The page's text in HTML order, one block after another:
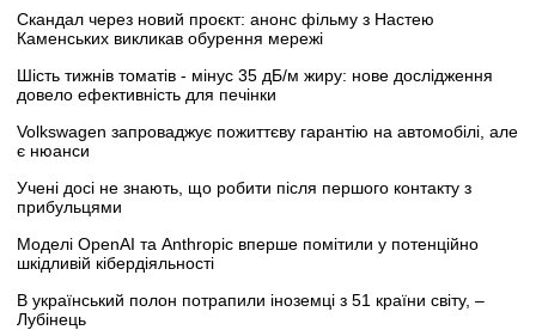
Скандал через новий проєкт: анонс фільму з Настею
Каменських викликав обурення мережі
Шість тижнів томатів - мінус 35 дБ/м жиру: нове дослідження
довело ефективність для печінки
Volkswagen запроваджує пожиттєву гарантію на автомобілі, але
є нюанси
Учені досі не знають, що робити після першого контакту з
прибульцями
Моделі OpenAI та Anthropic вперше помітили у потенційно
шкідливій кібердіяльності
В український полон потрапили іноземці з 51 країни світу, –
Лубінець